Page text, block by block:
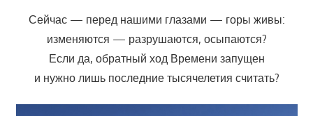
Сейчас — перед нашими глазами — горы живы:
изменяются — разрушаются, осыпаются?
Если да, обратный ход Времени запущен
и нужно лишь последние тысячелетия считать?